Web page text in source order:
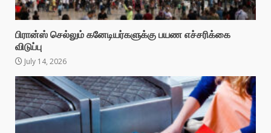
பிரான்ஸ் செல்லும் கனேடியர்களுக்கு பயண எச்சரிக்கை
விடுப்பு
July 14, 2026